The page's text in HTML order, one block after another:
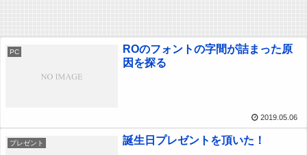
PC
ROのフォントの字間が詰まった原
因を探る
2019.05.06
プレゼント 誕生日プレゼントを頂いた！